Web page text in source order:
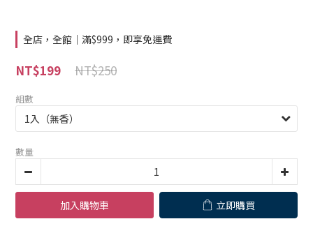
全店，全館｜滿$999，即享免運費
NT$250
NT$199
組數
數量
加入購物車 立即購買